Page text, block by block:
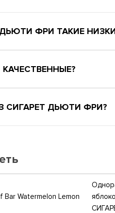
ФРИ ТАКИЕ
СИГАРЕТ ДЬЮТИ ФРИ?
Bar Watermelon Lemon